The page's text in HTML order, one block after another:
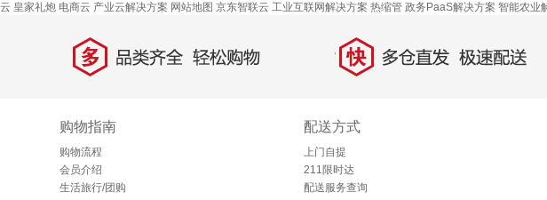
云 皇家礼炮 电商云 产业云解决方案 网站地图 京东智联云 工业互联网解决方案 热缩管 政务PaaS解决方案 智能农业
多 品类齐全，轻松购物 快 多仓直发，极速配送
购物指南
购物流程
会员介绍
生活旅行/团购
配送方式
上门自提
211限时达
配送服务查询